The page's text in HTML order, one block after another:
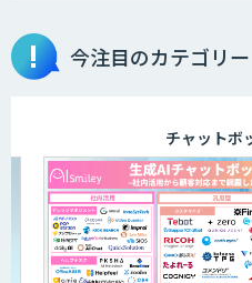
今注目のカテゴリー
チャットボット